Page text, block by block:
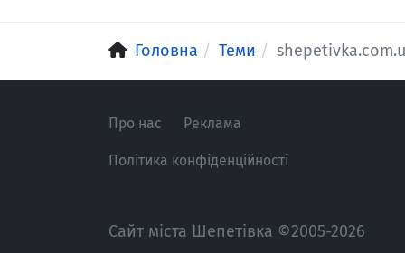
Головна Теми
Про нас Реклама
Політика конфіденційності
Сайт міста Шепетівка ©2005-2026